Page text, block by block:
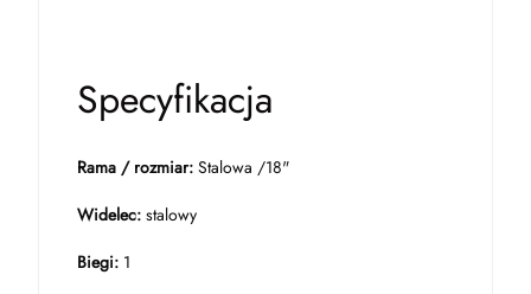
Specyfikacja
Rama / rozmiar: Stalowa /18"
Widelec: stalowy
Biegi: 1